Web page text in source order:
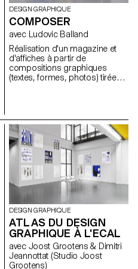
DESIGN GRAPHIQUE
COMPOSER
avec Ludovic Balland
Réalisation d'un magazine et
d'affiches à partir de
compositions graphiques
(textes, formes, photos) tirées
DESIGN GRAPHIQUE
ATLAS DU DESIGN
GRAPHIQUE À L'ECAL
avec Joost Grootens & Dimitri
Jeannottat (Studio Joost
Grootens)